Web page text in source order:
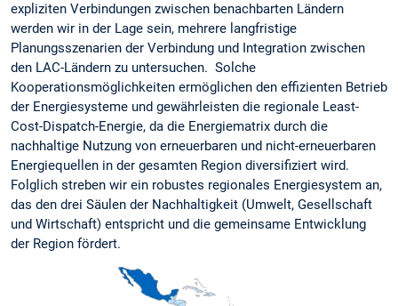
expliziten Verbindungen zwischen benachbarten Ländern
werden wir in der Lage sein, mehrere langfristige
Planungsszenarien der Verbindung und Integration zwischen
den LAC-Ländern zu untersuchen. Solche
Kooperationsmöglichkeiten ermöglichen den effizienten Betrieb
der Energiesysteme und gewährleisten die regionale Least-
Cost-Dispatch-Energie, da die Energiematrix durch die
nachhaltige Nutzung von erneuerbaren und nicht-erneuerbaren
Energiequellen in der gesamten Region diversifiziert wird.
Folglich streben wir ein robustes regionales Energiesystem an,
das den drei Säulen der Nachhaltigkeit (Umwelt, Gesellschaft
und Wirtschaft) entspricht und die gemeinsame Entwicklung
der Region fördert.